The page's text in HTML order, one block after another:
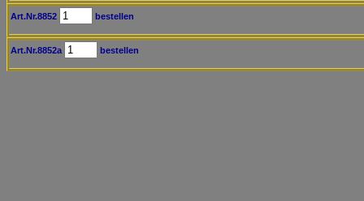
Art.Nr.8852 bestellen
Art.Nr.8852a bestellen